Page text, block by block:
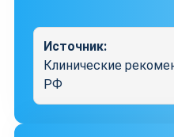
Источник:
Клинические
РФ